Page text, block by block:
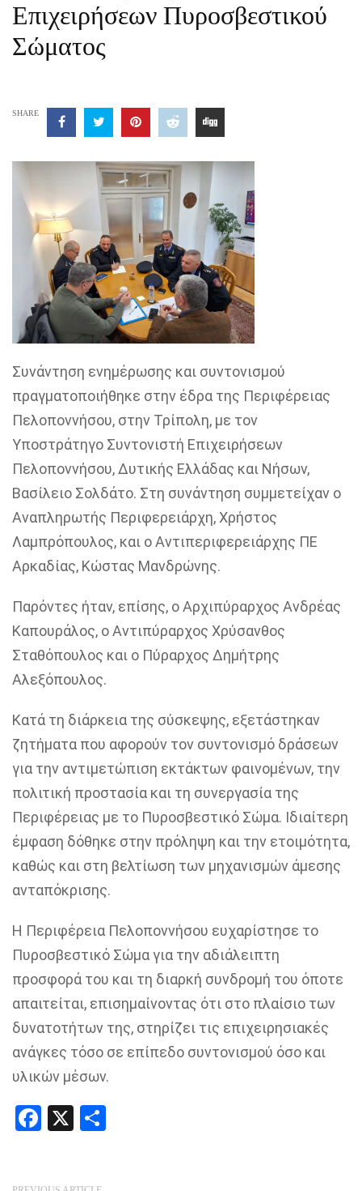
Επιχειρήσεων Πυροσβεστικού
Σώματος
SHARE
Συνάντηση ενημέρωσης και συντονισμού
πραγματοποιήθηκε στην έδρα της Περιφέρειας
Πελοποννήσου, στην Τρίπολη, με τον
Υποστράτηγο Συντονιστή Επιχειρήσεων
Πελοποννήσου, Δυτικής Ελλάδας και Νήσων,
Βασίλειο Σολδάτο. Στη συνάντηση συμμετείχαν ο
Αναπληρωτής Περιφερειάρχη, Χρήστος
Λαμπρόπουλος, και ο Αντιπεριφερειάρχης ΠΕ
Αρκαδίας, Κώστας Μανδρώνης.
Παρόντες ήταν, επίσης, ο Αρχιπύραρχος Ανδρέας
Καπουράλος, ο Αντιπύραρχος Χρύσανθος
Σταθόπουλος και ο Πύραρχος Δημήτρης
Αλεξόπουλος.
Κατά τη διάρκεια της σύσκεψης, εξετάστηκαν
ζητήματα που αφορούν τον συντονισμό δράσεων
για την αντιμετώπιση εκτάκτων φαινομένων, την
πολιτική προστασία και τη συνεργασία της
Περιφέρειας με το Πυροσβεστικό Σώμα. Ιδιαίτερη
έμφαση δόθηκε στην πρόληψη και την ετοιμότητα,
καθώς και στη βελτίωση των μηχανισμών άμεσης
ανταπόκρισης.
Η Περιφέρεια Πελοποννήσου ευχαρίστησε το
Πυροσβεστικό Σώμα για την αδιάλειπτη
προσφορά του και τη διαρκή συνδρομή του όποτε
απαιτείται, επισημαίνοντας ότι στο πλαίσιο των
δυνατοτήτων της, στηρίζει τις επιχειρησιακές
ανάγκες τόσο σε επίπεδο συντονισμού όσο και
υλικών μέσων.
Facebook
X